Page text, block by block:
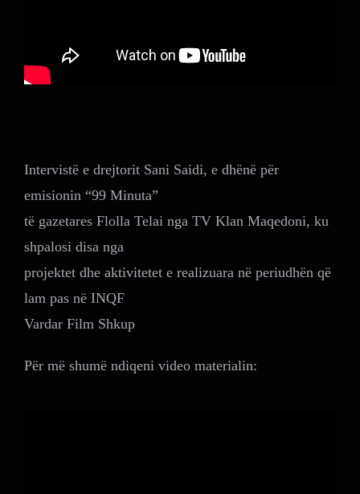
Intervistë e drejtorit Sani Saidi, e dhënë për
emisionin “99 Minuta”
të gazetares Flolla Telai nga TV Klan Maqedoni, ku
shpalosi disa nga
projektet dhe aktivitetet e realizuara në periudhën që
lam pas në INQF
Vardar Film Shkup
Për më shumë ndiqeni video materialin: